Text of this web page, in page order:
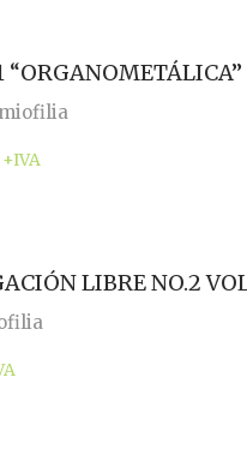
“ORGANOMETÁLICA”
+IVA
LIBRE NO.2